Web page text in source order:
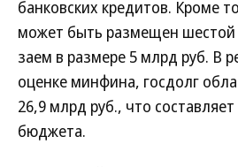
банковских кредитов. Кроме
может быть размещен
заем в размере 5 млрд руб. В
оценке минфина, госдолг
26,9 млрд руб., что
бюджета.